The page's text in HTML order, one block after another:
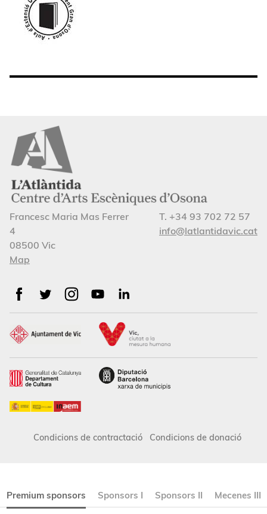
Francesc Maria Mas Ferrer
4
08500 Vic
Map
T. +34 93 702 72 57
info@latlantidavic.cat
Condicions de contractació Condicions de donació
Premium sponsors Sponsors I Sponsors II Mecenes III